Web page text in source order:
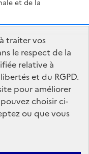
et de la
et de la
traiter vos
le respect de la
relative à
et du RGPD.
pour améliorer
choisir ci-
ou que vous